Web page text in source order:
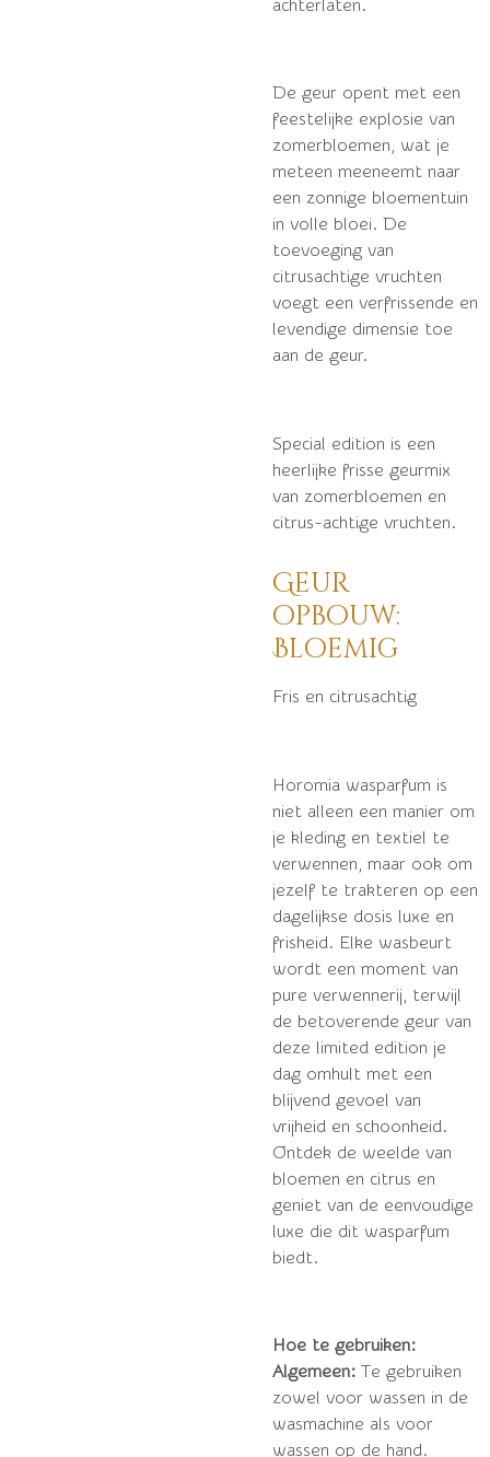
achterlaten.
De geur opent met een
feestelijke explosie van
zomerbloemen, wat je
meteen meeneemt naar
een zonnige bloementuin
in volle bloei. De
toevoeging van
citrusachtige vruchten
voegt een verfrissende en
levendige dimensie toe
aan de geur.
Special edition is een
heerlijke frisse geurmix
van zomerbloemen en
citrus-achtige vruchten.
Geur
opbouw:
Bloemig
Fris en citrusachtig
Horomia wasparfum is
niet alleen een manier om
je kleding en textiel te
verwennen, maar ook om
jezelf te trakteren op een
dagelijkse dosis luxe en
frisheid. Elke wasbeurt
wordt een moment van
pure verwennerij, terwijl
de betoverende geur van
deze limited edition je
dag omhult met een
blijvend gevoel van
vrijheid en schoonheid.
Ontdek de weelde van
bloemen en citrus en
geniet van de eenvoudige
luxe die dit wasparfum
biedt.
Hoe te gebruiken:
Algemeen: Te gebruiken
zowel voor wassen in de
wasmachine als voor
wassen op de hand.